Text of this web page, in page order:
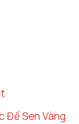
Đế Sen Vàng